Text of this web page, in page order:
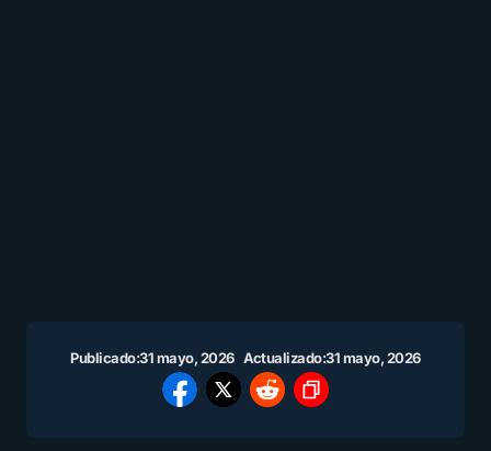
Publicado:31 mayo, 2026 Actualizado:31 mayo, 2026